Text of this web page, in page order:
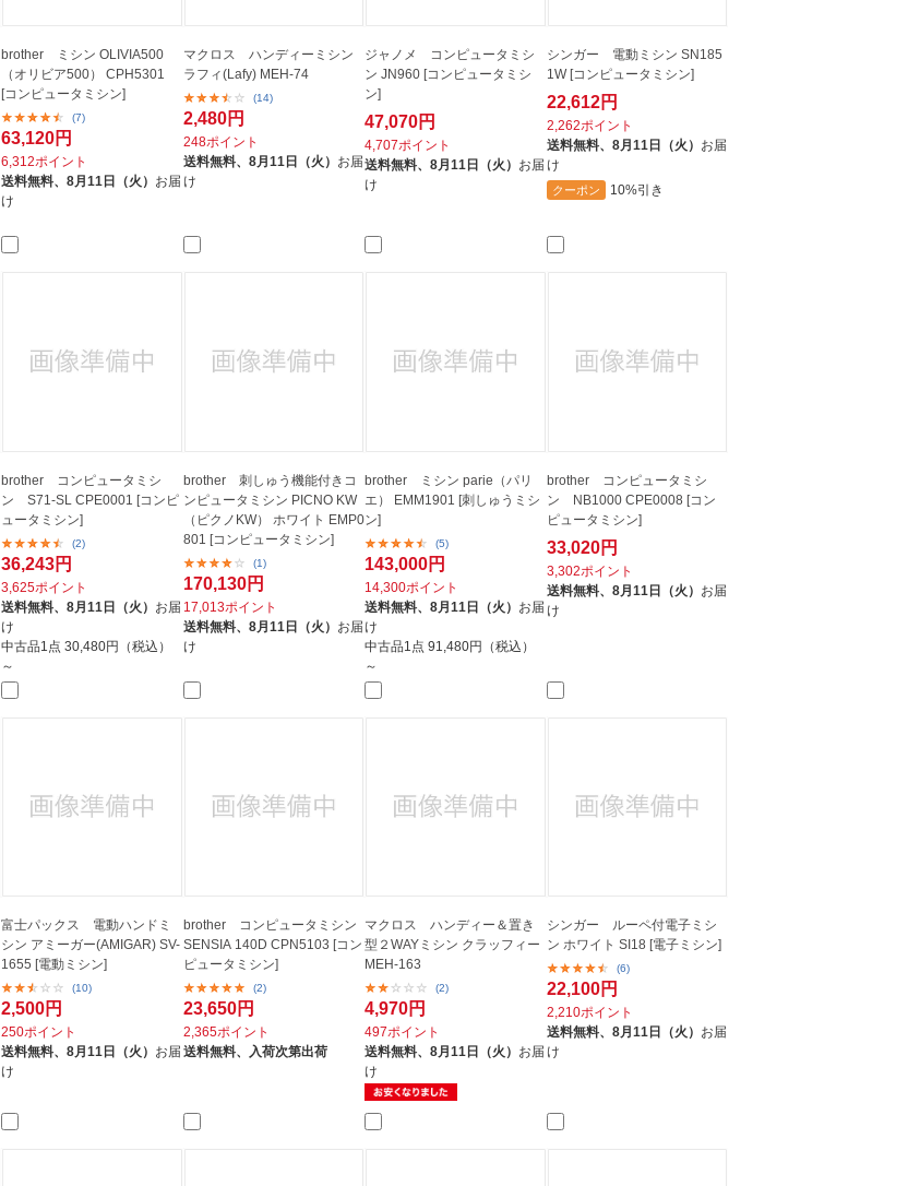
brother ミシン OLIVIA500
（オリビア500） CPH5301
[コンピュータミシン]
(7)
63,120円
6,312ポイント
送料無料、8月11日（火） お届
け
マクロス ハンディーミシン
ラフィ(Lafy) MEH-74
(14)
2,480円
248ポイント
送料無料、 8月11日（火） お届
け
ジャノメ コンピュータミシ
ン JN960 [コンピュータミシ
ン]
47,070円
4,707ポイント
送料無料、8月11日（火） お届
け
シンガー 電動ミシン SN185
1W [コンピュータミシン]
22,612円
2,262ポイント
送料無料、 8月11日（火） お届
け
クーポン 10%引き
brother コンピュータミシ
ン S71-SL CPE0001 [コンピ
ュータミシン]
(2)
36,243円
3,625ポイント
送料無料、8月11日（火） お届
け
中古品1点30,480円（税込）
～
brother 刺しゅう機能付きコ
ンピュータミシン PICNO KW
（ピクノKW） ホワイト EMP0
801 [コンピュータミシン]
(1)
170,130円
17,013ポイント
送料無料、 8月11日（火） お届
け
brother ミシン parie（パリ
エ） EMM1901 [刺しゅうミシ
ン]
(5)
143,000円
14,300ポイント
送料無料、8月11日（火） お届
け
中古品1点91,480円（税込）
～
brother コンピュータミシ
ン NB1000 CPE0008 [コン
ピュータミシン]
33,020円
3,302ポイント
送料無料、 8月11日（火） お届
け
富士パックス 電動ハンドミ
シン アミーガー(AMIGAR) SV-
1655 [電動ミシン]
(10)
2,500円
250ポイント
送料無料、8月11日（火） お届
け
brother コンピュータミシン
SENSIA 140D CPN5103 [コン
ピュータミシン]
(2)
23,650円
2,365ポイント
送料無料、 入荷次第出荷
マクロス ハンディー＆置き
型２WAYミシン クラッフィー
MEH-163
(2)
4,970円
497ポイント
送料無料、8月11日（火） お届
け
シンガー ルーペ付電子ミシ
ン ホワイト SI18 [電子ミシン]
(6)
22,100円
2,210ポイント
送料無料、 8月11日（火） お届
け